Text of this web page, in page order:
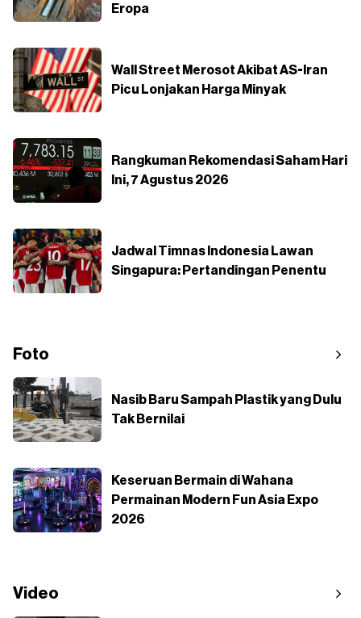
Eropa
Wall Street Merosot Akibat AS-Iran
Picu Lonjakan Harga Minyak
Rangkuman Rekomendasi Saham Hari
Ini, 7 Agustus 2026
Jadwal Timnas Indonesia Lawan
Singapura: Pertandingan Penentu
Foto
Nasib Baru Sampah Plastik yang Dulu
Tak Bernilai
Keseruan Bermain di Wahana
Permainan Modern Fun Asia Expo
2026
Video